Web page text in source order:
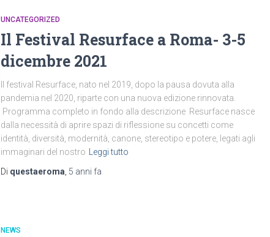
UNCATEGORIZED
Il Festival Resurface a Roma- 3-5
dicembre 2021
Il festival Resurface, nato nel 2019, dopo la pausa dovuta alla
pandemia nel 2020, riparte con una nuova edizione rinnovata.
Programma completo in fondo alla descrizione Resurface nasce
dalla necessità di aprire spazi di riflessione su concetti come
identità, diversità, modernità, canone, stereotipo e potere, legati agli
immaginari del nostro
Leggi tutto
Di questaeroma 5 anni fa
NEWS